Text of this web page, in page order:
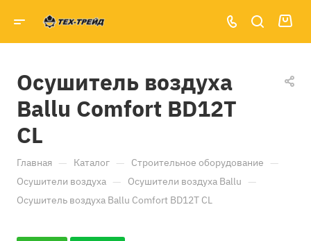
Осушитель воздуха
Ballu Comfort BD12T
CL
Главная — Каталог — Строительное оборудование —
Осушители воздуха — Осушители воздуха Ballu —
Осушитель воздуха Ballu Comfort BD12T CL